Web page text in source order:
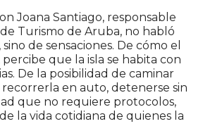
Joana Santiago, responsable
Turismo de Aruba, no habló
de sensaciones. De cómo el
que la isla se habita con
De la posibilidad de caminar
en auto, detenerse sin
que no requiere protocolos,
la vida cotidiana de quienes la